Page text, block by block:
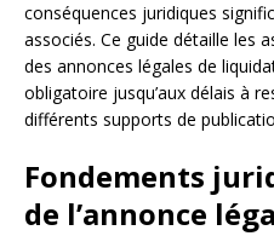
conséquences juridiques
associés. Ce guide détaille les
des annonces légales de
obligatoire jusqu’aux délais à
différents supports de
Fondements
de l’annonce